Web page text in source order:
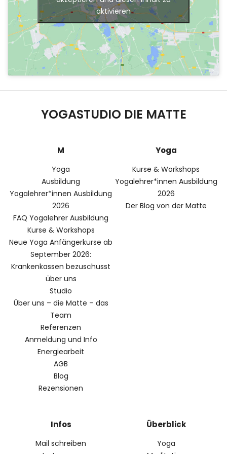
aktivieren
YOGASTUDIO DIE MATTE
M
Yoga
Ausbildung
Yogalehrer*innen Ausbildung
2026
FAQ Yogalehrer Ausbildung
Kurse & Workshops
Neue Yoga Anfängerkurse ab
September 2026:
Krankenkassen bezuschusst
über uns
Studio
Über uns – die Matte – das
Team
Referenzen
Anmeldung und Info
Energiearbeit
AGB
Blog
Rezensionen
Yoga
Kurse & Workshops
Yogalehrer*innen Ausbildung
2026
Der Blog von der Matte
Infos
Mail schreiben
Überblick
Yoga